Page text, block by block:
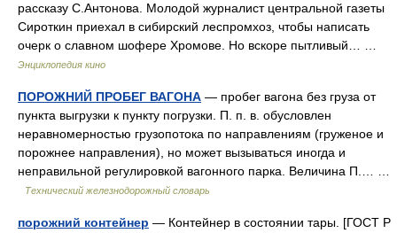
рассказу С.Антонова. Молодой журналист центральной газеты
Сироткин приехал в сибирский леспромхоз, чтобы написать
очерк о славном шофере Хромове. Но вскоре пытливый… …
Энциклопедия кино
ПОРОЖНИЙ ПРОБЕГ ВАГОНА — пробег вагона без груза от
пункта выгрузки к пункту погрузки. П. п. в. обусловлен
неравномерностью грузопотока по направлениям (груженое и
порожнее направления), но может вызываться иногда и
неправильной регулировкой вагонного парка. Величина П.… …
Технический железнодорожный словарь
порожний контейнер — Контейнер в состоянии тары. [ГОСТ Р